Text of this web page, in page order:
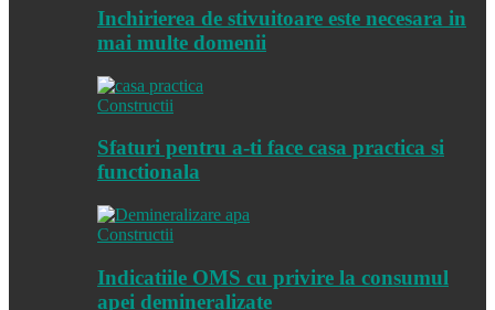
Inchirierea de stivuitoare este necesara in
mai multe domenii
Constructii
Sfaturi pentru a-ti face casa practica si
functionala
Constructii
Indicatiile OMS cu privire la consumul
apei demineralizate